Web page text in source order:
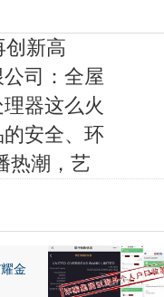
创新高
司：全屋
器这么火
安全、环
热潮，艺
金